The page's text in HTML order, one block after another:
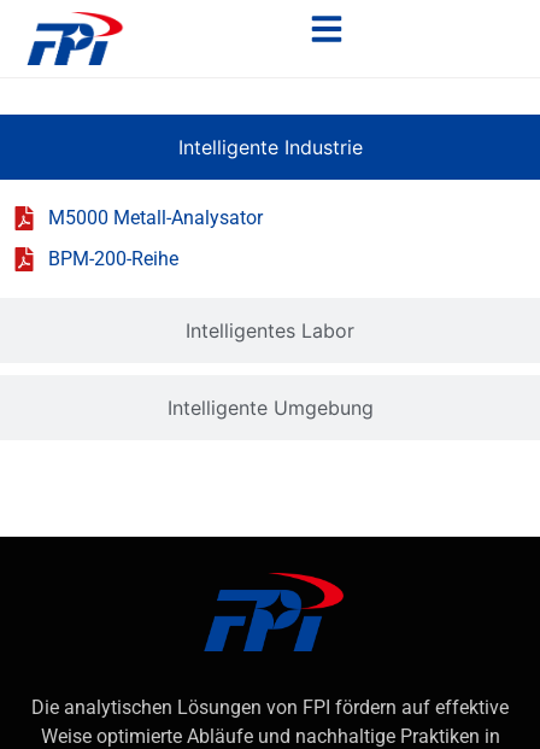
Intelligente Industrie
Intelligentes Labor
Intelligente Umgebung
M5000 Metall-Analysator
BPM-200-Reihe
Die analytischen Lösungen von FPI fördern auf effektive
Weise optimierte Abläufe und nachhaltige Praktiken in